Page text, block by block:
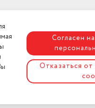
Согласен
Отказаться от